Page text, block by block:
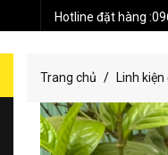
Hotline đặt hàng
Trang chủ Linh